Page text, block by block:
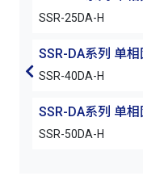
SSR-25DA-H
SSR-DA系列 单
SSR-40DA-H
SSR-DA系列 单
SSR-50DA-H